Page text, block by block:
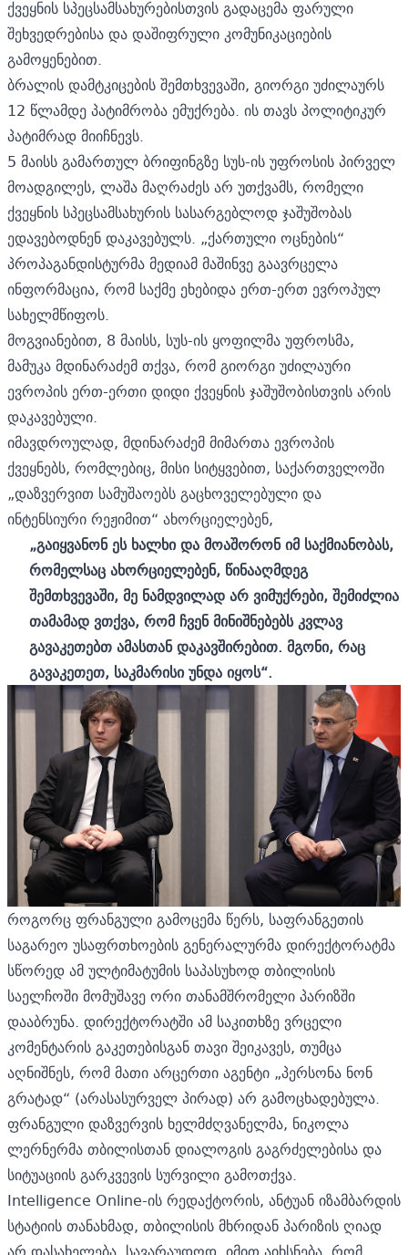
ქვეყნის სპეცსამსახურებისთვის გადაცემა ფარული
შეხვედრებისა და დაშიფრული კომუნიკაციების
გამოყენებით.
ბრალის დამტკიცების შემთხვევაში, გიორგი უძილაურს
12 წლამდე პატიმრობა ემუქრება. ის თავსპოლიტიკურ
პატიმრად მიიჩნევს.
5 მაისს გამართულ ბრიფინგზე სუს-ის უფროსის პირველ
მოადგილეს, ლაშა მაღრაძეს არ უთქვამს, რომელი
ქვეყნის სპეცსამსახურის სასარგებლოდ ჯაშუშობას
ედავებოდნენ დაკავებულს. „ქართული ოცნების“
პროპაგანდისტურმა მედიამ მაშინვე გაავრცელა
ინფორმაცია, რომ საქმე ეხებიდა ერთ-ერთ ევროპულ
სახელმწიფოს.
მოგვიანებით, 8 მაისს, სუს-ის ყოფილმა უფროსმა,
მამუკა მდინარაძემ თქვა, რომ გიორგი უძილაური
ევროპის ერთ-ერთი დიდი ქვეყნის ჯაშუშობისთვის არის
დაკავებული.
იმავდროულად, მდინარაძემ მიმართა ევროპის
ქვეყნებს, რომლებიც, მისი სიტყვებით, საქართველოში
„დაზვერვით სამუშაოებს გაცხოველებული და
ინტენსიური რეჟიმით“ ახორციელებენ,
„გაიყვანონ ეს ხალხი და მოაშორონ იმ საქმიანობას,
რომელსაც ახორციელებენ, წინააღმდეგ
შემთხვევაში, მე ნამდვილად არ ვიმუქრები, შემიძლია
თამამად ვთქვა, რომ ჩვენ მინიშნებებს კვლავ
გავაკეთებთ ამასთან დაკავშირებით. მგონი, რაც
გავაკეთეთ, საკმარისი უნდა იყოს“.
როგორც ფრანგული გამოცემა წერს, საფრანგეთის
საგარეო უსაფრთხოების გენერალურმა დირექტორატმა
სწორედ ამ ულტიმატუმის საპასუხოდ თბილისის
საელჩოში მომუშავე ორი თანამშრომელი პარიზში
დააბრუნა. დირექტორატში ამ საკითხზე ვრცელი
კომენტარის გაკეთებისგან თავი შეიკავეს, თუმცა
აღნიშნეს, რომ მათი არცერთი აგენტი „პერსონა ნონ
გრატად“ (არასასურველ პირად) არ გამოცხადებულა.
ფრანგული დაზვერვის ხელმძღვანელმა, ნიკოლა
ლერნერმა თბილისთან დიალოგის გაგრძელებისა და
სიტუაციის გარკვევის სურვილი გამოთქვა.
Intelligence Online-ის რედაქტორის, ანტუან იზამბარდის
სტატიის თანახმად, თბილისის მხრიდან პარიზის ღიად